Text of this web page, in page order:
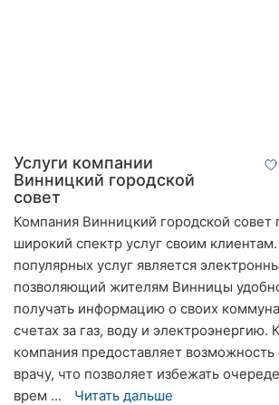
Хмельницкий
Ровно
Одесса
Кропивницкий
Харьков
Услуги компании
Винницкий городской
совет
Компания Винницкий городской совет
широкий спектр услуг своим
популярных услуг является
позволяющий жителям Винницы
получать информацию о своих
счетах за газ, воду и электроэнергию.
компания предоставляет возможность
врачу, что позволяет избежать
врем ...
Читать дальше